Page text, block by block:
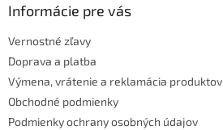
Informácie pre vás
Vernostné zľavy
Doprava a platba
Výmena, vrátenie a reklamácia produktov
Obchodné podmienky
Podmienky ochrany osobných údajov